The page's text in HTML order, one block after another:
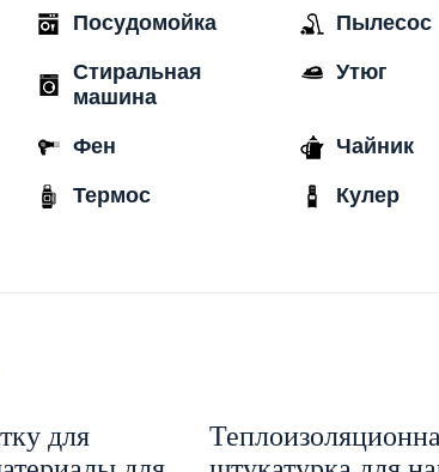
Посудомойка Пылесос
Стиральная
машина
Утюг
Фен Чайник
Термос Кулер
для